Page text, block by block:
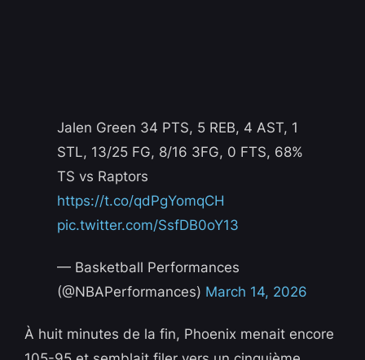
Jalen Green 34 PTS, 5 REB, 4 AST, 1
STL, 13/25 FG, 8/16 3FG, 0 FTS, 68%
TS vs Raptors
https://t.co/qdPgYomqCH
pic.twitter.com/SsfDB0oY13
— Basketball Performances
(@NBAPerformances) March 14, 2026
À huit minutes de la fin, Phoenix menait encore